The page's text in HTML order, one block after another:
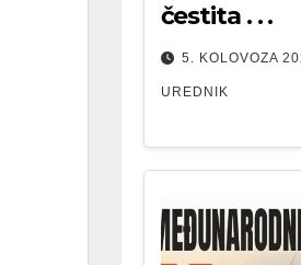
čestita . . .
5. KOLOVOZA
UREDNIK